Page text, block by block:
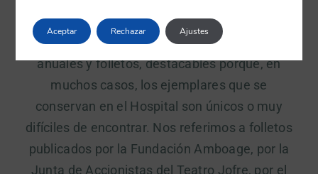
directamente al hospital por sus responsables.
Tal es el caso de gran cantidad de memorias
anuales y folletos, destacables porque, en
muchos casos, los ejemplares que se
conservan en el Hospital son únicos o muy
difíciles de encontrar. Nos referimos a folletos
publicados por la Fundación Amboage, por la
Junta de Accionistas del Teatro Jofre, por el
Aceptar Rechazar Ajustes